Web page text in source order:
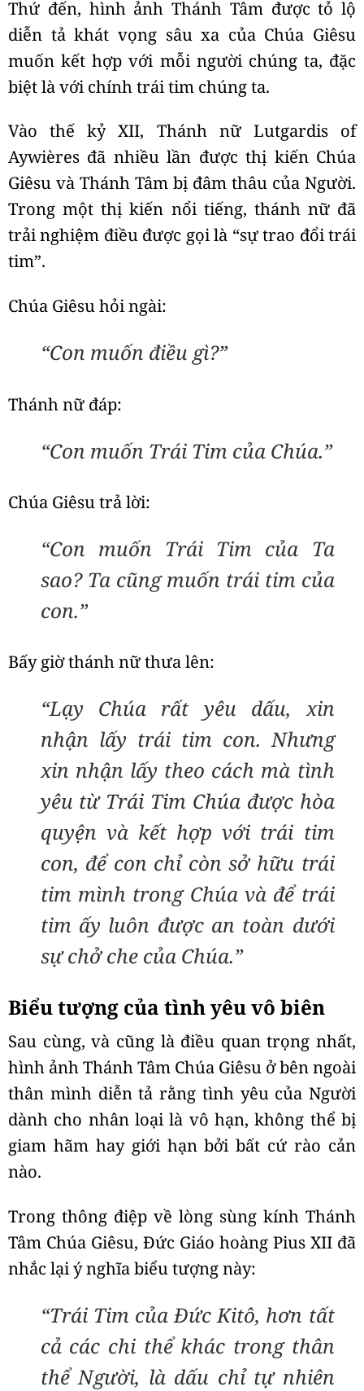
Thứ đến, hình ảnh Thánh Tâm được tỏ lộ
diễn tả khát vọng sâu xa của Chúa Giêsu
muốn kết hợp với mỗi người chúng ta, đặc
biệt là với chính trái tim chúng ta.
Vào thế kỷ XII, Thánh nữ Lutgardis of
Aywières đã nhiều lần được thị kiến Chúa
Giêsu và Thánh Tâm bị đâm thâu của Người.
Trong một thị kiến nổi tiếng, thánh nữ đã
trải nghiệm điều được gọi là “sự trao đổi trái
tim”.
Chúa Giêsu hỏi ngài:
“Con muốn điều gì?”
Thánh nữ đáp:
“Con muốn Trái Tim của Chúa.”
Chúa Giêsu trả lời:
“Con muốn Trái Tim của Ta
sao? Ta cũng muốn trái tim của
con.”
Bấy giờ thánh nữ thưa lên:
“Lạy Chúa rất yêu dấu, xin
nhận lấy trái tim con. Nhưng
xin nhận lấy theo cách mà tình
yêu từ Trái Tim Chúa được hòa
quyện và kết hợp với trái tim
con, để con chỉ còn sở hữu trái
tim mình trong Chúa và để trái
tim ấy luôn được an toàn dưới
sự chở che của Chúa.”
Biểu tượng của tình yêu vô biên
Sau cùng, và cũng là điều quan trọng nhất,
hình ảnh Thánh Tâm Chúa Giêsu ở bên ngoài
thân mình diễn tả rằng tình yêu của Người
dành cho nhân loại là vô hạn, không thể bị
giam hãm hay giới hạn bởi bất cứ rào cản
nào.
Trong thông điệp về lòng sùng kính Thánh
Tâm Chúa Giêsu, Đức Giáo hoàng Pius XII đã
nhắc lại ý nghĩa biểu tượng này:
“Trái Tim của Đức Kitô, hơn tất
cả các chi thể khác trong thân
thể Người, là dấu chỉ tự nhiên